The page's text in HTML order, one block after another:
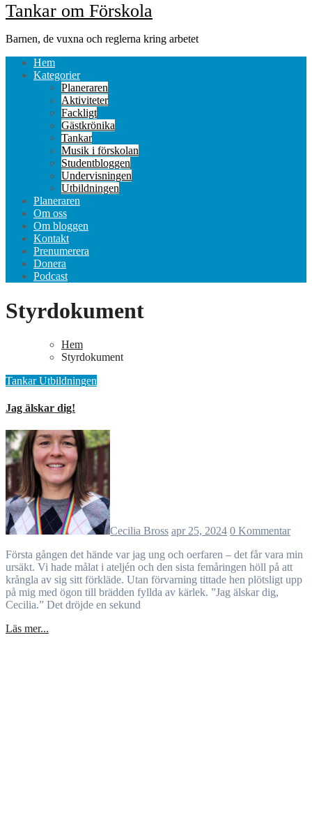
Tankar om Förskola
Barnen, de vuxna och reglerna kring arbetet
Hem
Kategorier
Planeraren
Aktiviteter
Fackligt
Gästkrönika
Tankar
Musik i förskolan
Studentbloggen
Undervisningen
Utbildningen
Planeraren
Om oss
Om bloggen
Kontakt
Prenumerera
Donera
Podcast
Styrdokument
Hem
Styrdokument
TankarUtbildningen
Jag älskar dig!
Cecilia Bross apr 25, 2024 0 Kommentar
Första gången det hände var jag ung och oerfaren – det får vara min
ursäkt. Vi hade målat i ateljén och den sista femåringen höll på att
krångla av sig sitt förkläde. Utan förvarning tittade hen plötsligt upp
på mig med ögon till brädden fyllda av kärlek. ”Jag älskar dig,
Cecilia.” Det dröjde en sekund
Läs mer...